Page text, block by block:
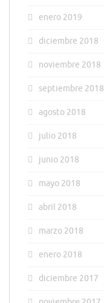
enero 2019
diciembre 2018
noviembre 2018
septiembre 2018
agosto 2018
julio 2018
junio 2018
mayo 2018
abril 2018
marzo 2018
enero 2018
diciembre 2017